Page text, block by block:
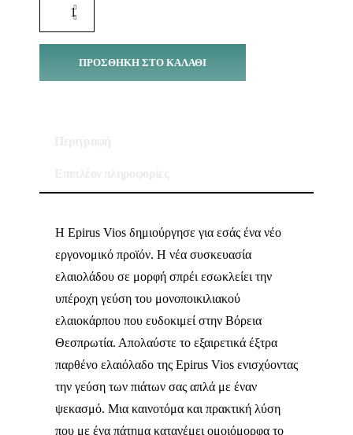
ΠΡΟΣΘΉΚΗ ΣΤΟ ΚΑΛΆΘΙ
H Epirus Vios δημιούργησε για εσάς ένα νέο
εργονομικό προϊόν. Η νέα συσκευασία
ελαιολάδου σε μορφή σπρέι εσωκλείει την
υπέροχη γεύση του μονοποικιλιακού
ελαιοκάρπου που ευδοκιμεί στην Βόρεια
Θεσπρωτία. Απολαύστε το εξαιρετικά έξτρα
παρθένο ελαιόλαδο της Epirus Vios ενισχύοντας
την γεύση των πιάτων σας απλά με έναν
ψεκασμό. Μια καινοτόμα και πρακτική λύση
που με ένα πάτημα κατανέμει ομοιόμορφα το